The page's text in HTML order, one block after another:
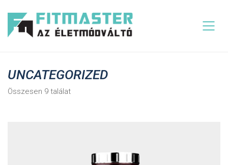
UNCATEGORIZED
Összesen 9 találat